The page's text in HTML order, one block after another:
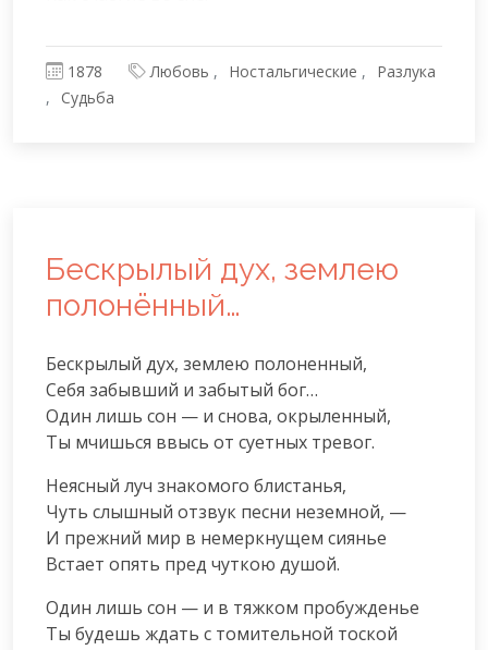
1878 Любовь Ностальгические
Разлука
Судьба
Бескрылый дух, землею
полонённый…
Бескрылый дух, землею полоненный,
Себя забывший и забытый бог…
Один лишь сон — и снова, окрыленный,
Ты мчишься ввысь от суетных тревог.
Неясный луч знакомого блистанья,
Чуть слышный отзвук песни неземной, —
И прежний мир в немеркнущем сиянье
Встает опять пред чуткою душой.
Один лишь сон — и в тяжком пробужденье
Ты будешь ждать с томительной тоской